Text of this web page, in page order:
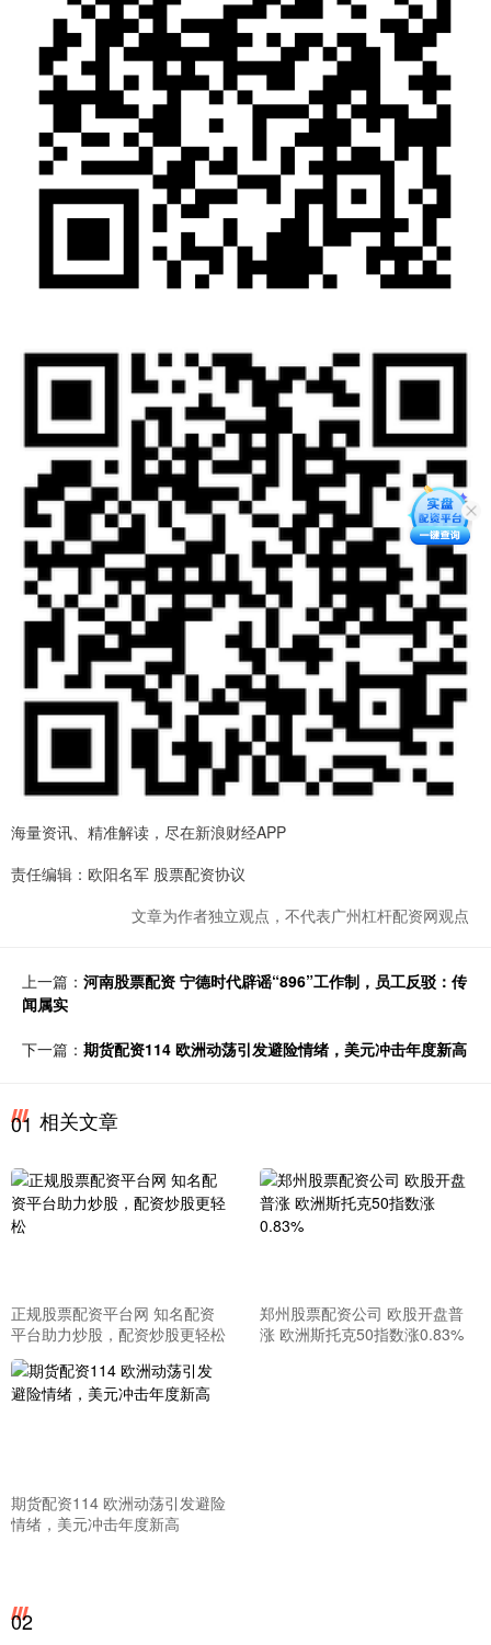
海量资讯、精准解读，尽在新浪财经APP
责任编辑：欧阳名军 股票配资协议
文章为作者独立观点，不代表广州杠杆配资网观点
上一篇： 河南股票配资 宁德时代辟谣“896”工作制，员工反驳：传
闻属实
下一篇： 期货配资114 欧洲动荡引发避险情绪，美元冲击年度新高
01 相关文章
正规股票配资平台网 知名配资
平台助力炒股，配资炒股更轻松
郑州股票配资公司 欧股开盘普
涨 欧洲斯托克50指数涨0.83%
期货配资114 欧洲动荡引发避险
情绪，美元冲击年度新高
02